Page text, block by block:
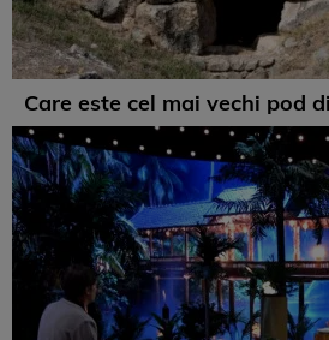
Care este cel mai vechi pod